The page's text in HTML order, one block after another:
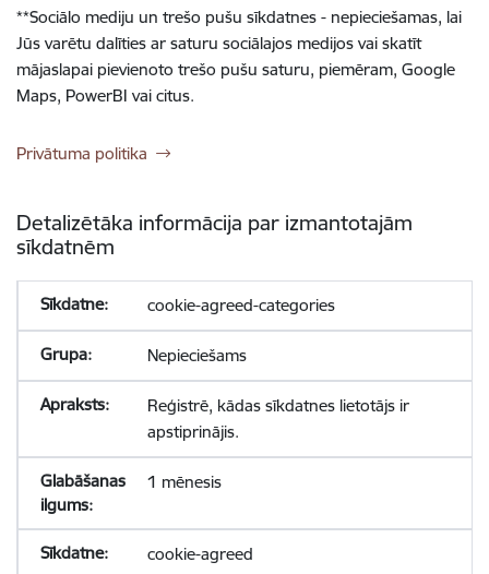
**Sociālo mediju un trešo pušu sīkdatnes - nepieciešamas, lai
Jūs varētu dalīties ar saturu sociālajos medijos vai skatīt
mājaslapai pievienoto trešo pušu saturu, piemēram, Google
Maps, PowerBI vai citus.
Privātuma politika
Detalizētāka informācija par izmantotajām
sīkdatnēm
cookie-agreed-categories
Nepieciešams
Reģistrē, kādas sīkdatnes lietotājs ir
apstiprinājis.
1 mēnesis
cookie-agreed